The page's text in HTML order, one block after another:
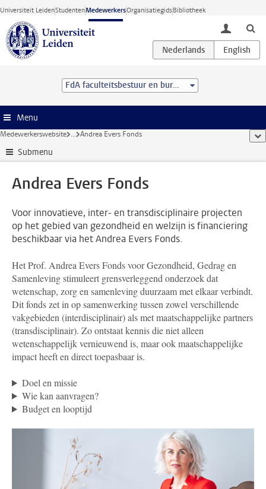
Ga direct naar de inhoud
Universiteit LeidenStudentenMedewerkersOrganisatiegidsBibliotheek
toggle
FdA faculteitsbestuur en bureau
Menu
Medewerkerswebsite ... Andrea Evers Fonds
Submenu
Andrea Evers Fonds
Voor innovatieve, inter- en transdisciplinaire projecten
op het gebied van gezondheid en welzijn is financiering
beschikbaar via het Andrea Evers Fonds.
Het Prof. Andrea Evers Fonds voor Gezondheid, Gedrag en
Samenleving stimuleert grensverleggend onderzoek dat
wetenschap, zorg en samenleving duurzaam met elkaar verbindt.
Dit fonds zet in op samenwerking tussen zowel verschillende
vakgebieden (interdisciplinair) als met maatschappelijke partners
(transdisciplinair). Zo ontstaat kennis die niet alleen
wetenschappelijk vernieuwend is, maar ook maatschappelijke
impact heeft en direct toepasbaar is.
Doel en missie
Wie kan aanvragen?
Budget en looptijd